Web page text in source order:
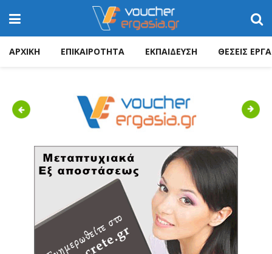
ΑΡΧΙΚΗ ΕΠΙΚΑΙΡΟΤΗΤΑ ΕΚΠΑΙΔΕΥΣΗ ΘΕΣΕΙΣ
Previous Next